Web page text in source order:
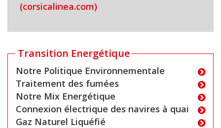
(corsicalinea.com)
Transition Energétique
Notre Politique Environnementale
Traitement des fumées
Notre Mix Energétique
Connexion électrique des navires à quai
Gaz Naturel Liquéfié